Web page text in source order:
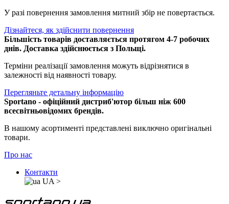
У разі повернення замовлення митний збір не повертається.
Дізнайтеся, як здійснити повернення
Більшість товарів доставляється протягом 4-7 робочих
днів. Доставка здійснюється з Польщі.
Терміни реалізації замовлення можуть відрізнятися в
залежності від наявності товару.
Перегляньте детальну інформацію
Sportano - офіційний дистриб'ютор більш ніж 600
всесвітньовідомих брендів.
В нашому асортименті представлені виключно оригінальні
товари.
Про нас
Контакти
UA >